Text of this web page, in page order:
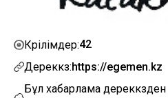
Көрілімдер:42
Дереккөз:https://egemen.kz
Бұл хабарлама